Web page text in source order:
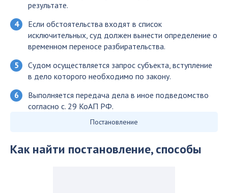
результате.
Если обстоятельства входят в список
исключительных, суд должен вынести определение о
временном переносе разбирательства.
Судом осуществляется запрос субъекта, вступление
в дело которого необходимо по закону.
Выполняется передача дела в иное подведомство
согласно с. 29 КоАП РФ.
Постановление
Как найти постановление, способы